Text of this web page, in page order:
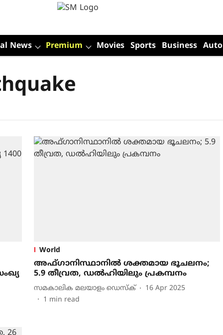
News Premium Movies Sports Business Auto
World
അഫ്​ഗാനിസ്ഥാനിൽ ശക്തമായ ഭൂചലനം;
5.9 തീവ്രത, ഡൽഹിയിലും പ്രകമ്പനം
സമകാലിക മലയാളം ഡെസ്ക്
16 Apr 2025
1 min read